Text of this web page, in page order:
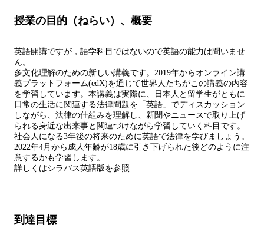
授業の目的（ねらい）、概要
英語開講ですが，語学科目ではないので英語の能力は問いませ
ん。
多文化理解のための新しい講義です。2019年からオンライン講
義プラットフォーム(edX)を通じて世界人たちがこの講義の内容
を学習しています。本講義は実際に、日本人と留学生がともに
日常の生活に関連する法律問題を「英語」でディスカッション
しながら、法律の仕組みを理解し、新聞やニュースで取り上げ
られる身近な出来事と関連づけながら学習していく科目です。
社会人になる3年後の将来のために英語で法律を学びましょう。
2022年4月から成人年齢が18歳に引き下げられた後どのように注
意するかも学習します。
詳しくはシラバス英語版を参照
到達目標